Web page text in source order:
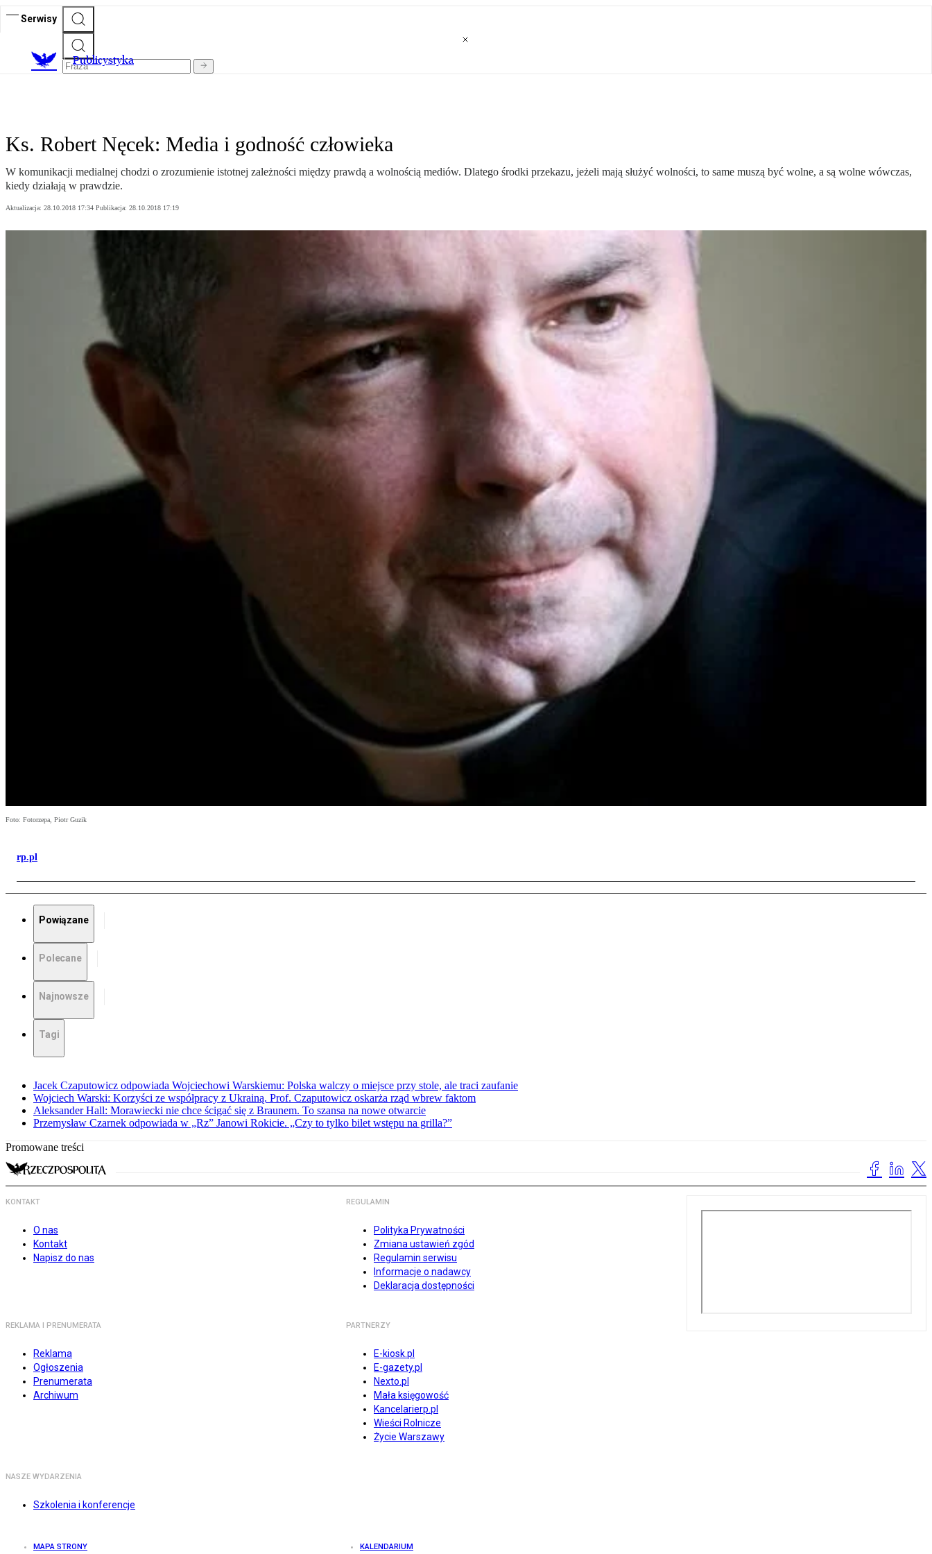
Serwisy
Publicystyka
Ks. Robert Nęcek: Media i godność człowieka
W komunikacji medialnej chodzi o zrozumienie istotnej zależności między prawdą a wolnością mediów. Dlatego środki przekazu, jeżeli mają służyć wolności, to same muszą być wolne, a są wolne wówczas,
kiedy działają w prawdzie.
Aktualizacja: 28.10.2018 17:34 Publikacja: 28.10.2018 17:19
Foto: Fotorzepa, Piotr Guzik
rp.pl
Powiązane
Polecane
Najnowsze
Tagi
Jacek Czaputowicz odpowiada Wojciechowi Warskiemu: Polska walczy o miejsce przy stole, ale traci zaufanie
Wojciech Warski: Korzyści ze współpracy z Ukrainą. Prof. Czaputowicz oskarża rząd wbrew faktom
Aleksander Hall: Morawiecki nie chce ścigać się z Braunem. To szansa na nowe otwarcie
Przemysław Czarnek odpowiada w „Rz” Janowi Rokicie. „Czy to tylko bilet wstępu na grilla?”
Promowane treści
KONTAKT
O nas
Kontakt
Napisz do nas
REGULAMIN
Polityka Prywatności
Zmiana ustawień zgód
Regulamin serwisu
Informacje o nadawcy
Deklaracja dostępności
REKLAMA I PRENUMERATA
Reklama
Ogłoszenia
Prenumerata
Archiwum
PARTNERZY
E-kiosk.pl
E-gazety.pl
Nexto.pl
Mała księgowość
Kancelarierp.pl
Wieści Rolnicze
Życie Warszawy
NASZE WYDARZENIA
Szkolenia i konferencje
MAPA STRONY KALENDARIUM